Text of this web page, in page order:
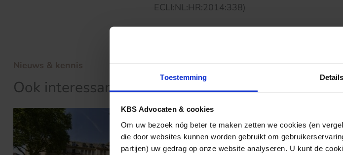
Toestemming Details
KBS Advocaten & cookies
Om uw bezoek nóg beter te maken zetten we cookies (en
die door websites kunnen worden gebruikt om
partijen) uw gedrag op onze website analyseren. U kunt de
ECLI:NL:HR:2014:338)
Nieuws & kennis
Ook interessant?